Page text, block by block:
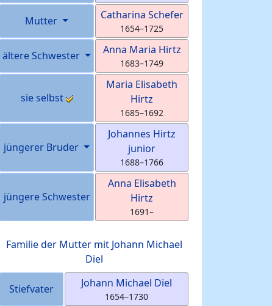
Mutter Catharina Schefer
1654–1725
ältere Schwester Anna Maria Hirtz
1683–1749
sie selbst
Maria Elisabeth
Hirtz
1685–1692
jüngerer Bruder
Johannes Hirtz
junior
1688–1766
jüngere Schwester
Anna Elisabeth
Hirtz
1691–
Familie der Mutter mit Johann Michael
Diel
Stiefvater Johann Michael Diel
1654–1730